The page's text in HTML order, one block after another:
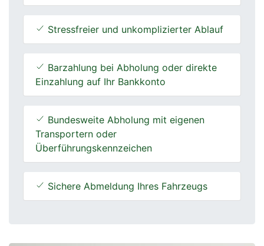
Stressfreier und unkomplizierter Ablauf
Barzahlung bei Abholung oder direkte
Einzahlung auf Ihr Bankkonto
Bundesweite Abholung mit eigenen
Transportern oder
Überführungskennzeichen
Sichere Abmeldung Ihres Fahrzeugs